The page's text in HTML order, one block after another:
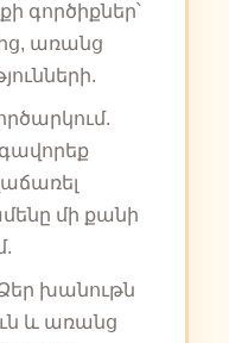
գործիքներ՝
ից, առանց
մի քանի
խանութն
և առանց